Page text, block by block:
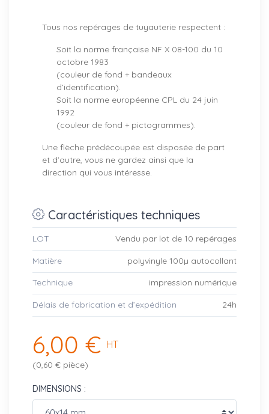
Tous nos repérages de tuyauterie respectent :
Soit la norme française NF X 08-100 du 10
octobre 1983
(couleur de fond + bandeaux
d’identification).
Soit la norme européenne CPL du 24 juin
1992
(couleur de fond + pictogrammes).
Une flèche prédécoupée est disposée de part
et d’autre, vous ne gardez ainsi que la
direction qui vous intéresse.
Caractéristiques techniques
LOT Vendu par lot de 10 repérages
Matière polyvinyle 100µ autocollant
Technique impression numérique
Délais de fabrication et d’expédition 24h
6,00 € HT
(0,60 € pièce)
DIMENSIONS :